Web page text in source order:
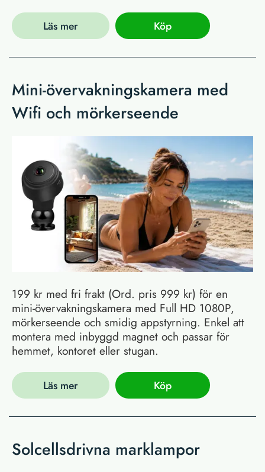
Läs mer Köp
Mini-övervakningskamera med
Wifi och mörkerseende
199 kr med fri frakt (Ord. pris 999 kr) för en
mini-övervakningskamera med Full HD 1080P,
mörkerseende och smidig appstyrning. Enkel att
montera med inbyggd magnet och passar för
hemmet, kontoret eller stugan.
Läs mer Köp
Solcellsdrivna marklampor